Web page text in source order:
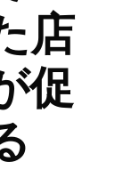
店
促